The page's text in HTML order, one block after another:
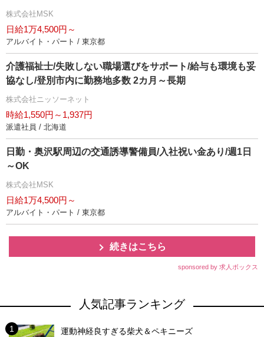
株式会社MSK
日給1万4,500円～
アルバイト・パート / 東京都
介護福祉士/失敗しない職場選びをサポート/給与も環境も妥
協なし/登別市内に勤務地多数 2カ月～長期
株式会社ニッソーネット
時給1,550円～1,937円
派遣社員 / 北海道
日勤・奥沢駅周辺の交通誘導警備員/入社祝い金あり/週1日
～OK
株式会社MSK
日給1万4,500円～
アルバイト・パート / 東京都
続きはこちら
sponsored by 求人ボックス
人気記事ランキング
運動神経良すぎる柴犬＆ペキニーズ